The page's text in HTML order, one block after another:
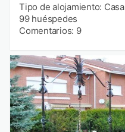
Tipo de alojamiento: Casa
99 huéspedes
Comentarios: 9